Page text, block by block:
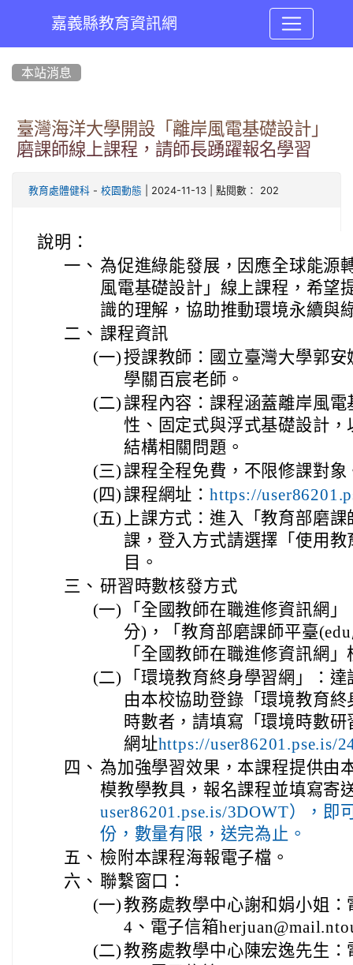
嘉義縣教育資訊網
本站消息
臺灣海洋大學開設「離岸風電基礎設計」
磨課師線上課程，請師長踴躍報名學習
教育處體健科 - 校園動態 | 2024-11-13 | 點閱數： 202
說明：
一、 為促進綠能發展，因應全球能源
風電基礎設計」線上課程，希望
識的理解，協助推動環境永續與
二、 課程資訊
(一)授課教師：國立臺灣大學郭
學關百宸老師。
(二)課程內容：課程涵蓋離岸風
性、固定式與浮式基礎設計
結構相關問題。
(三)課程全程免費，不限修課對象
(四)課程網址： https://
(五) 上課方式：進入「教育部磨
課，登入方式請選擇「使用
目。
三、 研習時數核發方式
(一)
「全國教師在職進修資訊網
分)，「教育部磨課師平臺
「全國教師在職進修資訊網
(二)
「環境教育終身學習網」：
由本校協助登錄「環境教育
時數者，請填寫「環境時數
網址https://user86201.pse.is/
四、 為加強學習效果，本課程提供由
模教學教具，報名課程並填寫寄
user86201.pse.is/3DOWT），即
份，數量有限，送完為止。
五、 檢附本課程海報電子檔。
六、 聯繫窗口：
(一)教務處教學中心謝和娟小姐
4、電子信箱
(二)教務處教學中心陳宏逸先生